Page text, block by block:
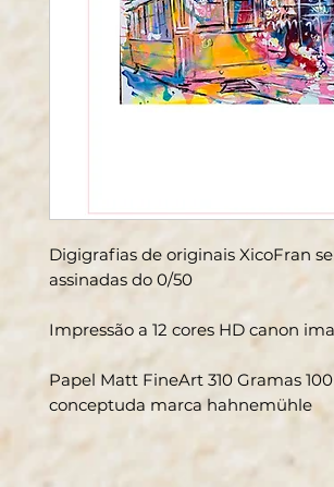
Digigrafias de originais XicoFran
assinadas do 0/50
Impressão a 12 cores HD canon
Papel Matt FineArt 310 Gramas
conceptuda marca hahnemühle